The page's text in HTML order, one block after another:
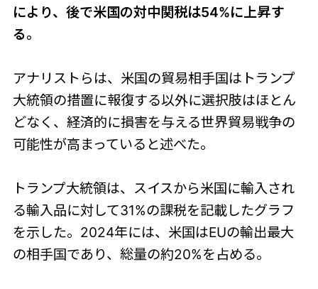
により、後で米国の対中関税は54%に上昇す
る。
アナリストらは、米国の貿易相手国はトランプ
大統領の措置に報復する以外に選択肢はほとん
どなく、経済的に損害を与える世界貿易戦争の
可能性が高まっていると述べた。
トランプ大統領は、スイスから米国に輸入され
る輸入品に対して31%の課税を記載したグラフ
を示した。2024年には、米国はEUの輸出最大
の相手国であり、総量の約20%を占める。